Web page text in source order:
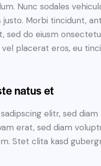
Nunc sodales
Morbi tincidunt,
do eiusm
placerat eros, eu
natus et
elitr, sed
erat, sed diam
Stet clita kasd